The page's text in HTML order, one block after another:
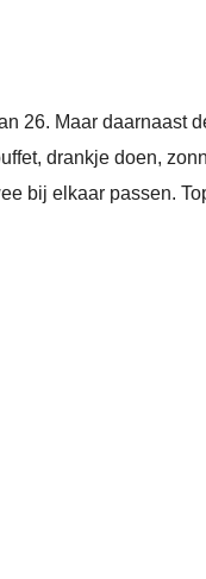
26. Maar daarnaast
drankje doen,
bij elkaar passen.